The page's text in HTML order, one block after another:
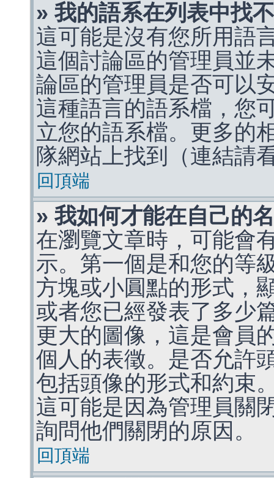
» 我的語系在列表中找
這可能是沒有您所用語
這個討論區的管理員並
論區的管理員是否可以
這種語言的語系檔，您
立您的語系檔。更多的
隊網站上找到（連結請
回頂端
» 我如何才能在自己的
在瀏覽文章時，可能會
示。第一個是和您的等
方塊或小圓點的形式，
或者您已經發表了多少
更大的圖像，這是會員
個人的表徵。是否允許
包括頭像的形式和約束
這可能是因為管理員關
詢問他們關閉的原因。
回頂端